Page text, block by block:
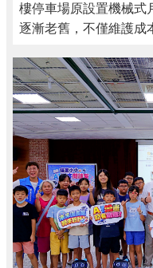
樓停車場原設置機械式
逐漸老舊，不僅維護成